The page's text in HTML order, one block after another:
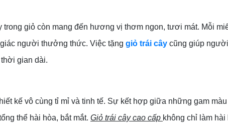
giỏ còn mang đến hương vị thơm ngon, tươi mát. Mỗi
người thưởng thức. Việc tặng giỏ trái cây cũng giúp
gian dài.
kế vô cùng tỉ mỉ và tinh tế. Sự kết hợp giữa những gam
thể hài hòa, bắt mắt. Giỏ trái cây cao cấp không chỉ làm